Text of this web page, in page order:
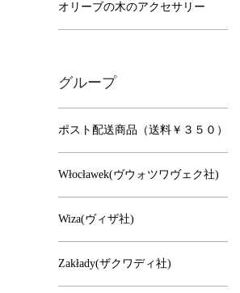
オリーブの木のアクセサリー
グループ
ポスト配送商品（送料￥３５０）
Włocławek(ヴウォツワヴェク社)
Wiza(ヴィザ社)
Zakłady(ザクワディ社)